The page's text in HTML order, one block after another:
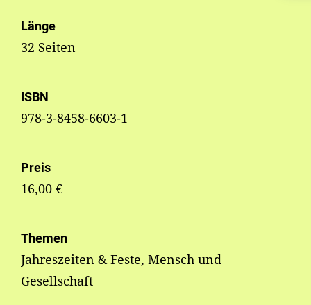
Länge
32 Seiten
ISBN
978-3-8458-6603-1
Preis
16,00 €
Themen
Jahreszeiten & Feste, Mensch und
Gesellschaft